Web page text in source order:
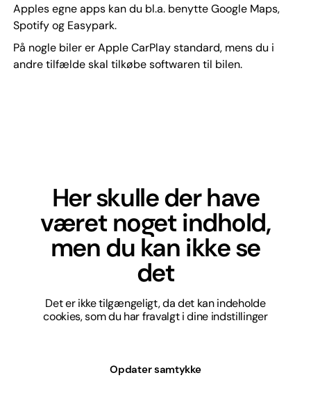
Apples egne apps kan du bl.a. benytte Google Maps,
Spotify og Easypark.
På nogle biler er Apple CarPlay standard, mens du i
andre tilfælde skal tilkøbe softwaren til bilen.
Her skulle der have
været noget indhold,
men du kan ikke se
det
Det er ikke tilgængeligt, da det kan indeholde
cookies, som du har fravalgt i dine indstillinger
Opdater samtykke